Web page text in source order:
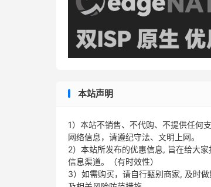
本站声明
1）本站不销售、不代购、不提供任何
网络信息，请遵纪守法、文明上网。
2）本站所发布的优惠信息, 旨在给大家
信息渠道。（有时效性）
3）如需购买，请自行甄别商家, 及时